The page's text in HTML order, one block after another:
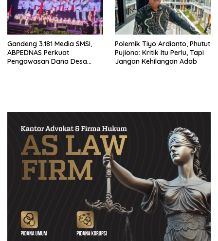
Gandeng 3.181 Media SMSI,
ABPEDNAS Perkuat
Pengawasan Dana Desa
Polemik Tiyo Ardianto, Phutut
Pujiono: Kritik Itu Perlu, Tapi
Jangan Kehilangan Adab